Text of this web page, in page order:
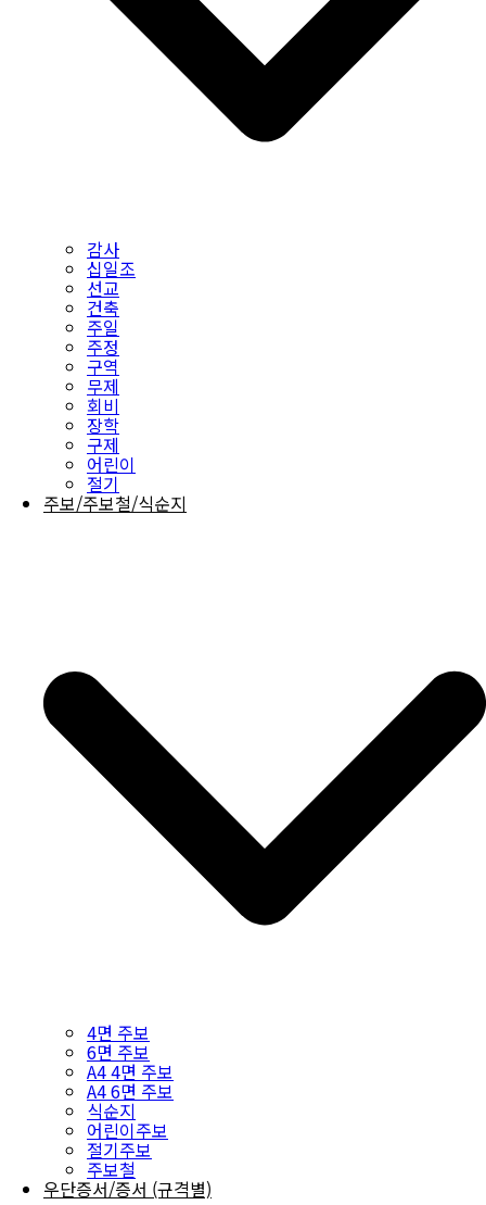
감사
십일조
선교
건축
주일
주정
구역
무제
회비
장학
구제
어린이
절기
주보/주보철/식순지
4면 주보
6면 주보
A4 4면 주보
A4 6면 주보
식순지
어린이주보
절기주보
주보철
우단증서/증서 (규격별)